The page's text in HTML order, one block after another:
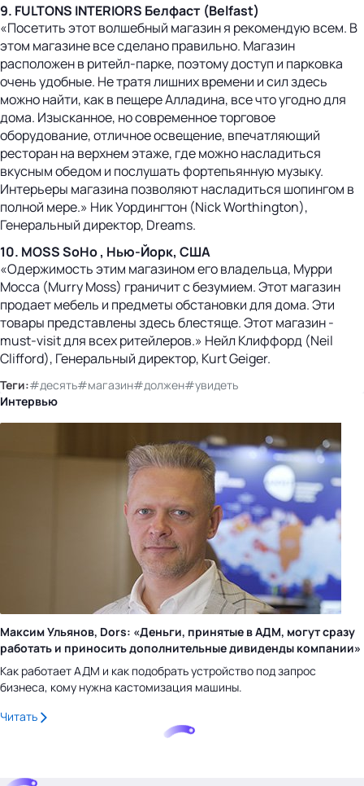
9. FULTONS INTERIORS Белфаст (Belfast)
«Посетить этот волшебный магазин я рекомендую всем. В
этом магазине все сделано правильно. Магазин
расположен в ритейл-парке, поэтому доступ и парковка
очень удобные. Не тратя лишних времени и сил здесь
можно найти, как в пещере Алладина, все что угодно для
дома. Изысканное, но современное торговое
оборудование, отличное освещение, впечатляющий
ресторан на верхнем этаже, где можно насладиться
вкусным обедом и послушать фортепьянную музыку.
Интерьеры магазина позволяют насладиться шопингом в
полной мере.» Ник Уордингтон (Nick Worthington),
Генеральный директор, Dreams.
10. MOSS SoHo , Нью-Йорк, США
«Одержимость этим магазином его владельца, Мурри
Мосса (Murry Moss) граничит с безумием. Этот магазин
продает мебель и предметы обстановки для дома. Эти
товары представлены здесь блестяще. Этот магазин -
must-visit для всех ритейлеров.» Нейл Клиффорд (Neil
Clifford), Генеральный директор, Kurt Geiger.
Теги:#десять#магазин#должен#увидеть
Интервью
Максим Ульянов, Dors: «Деньги, принятые в АДМ, могут сразу
работать и приносить дополнительные дивиденды компании»
Как работает АДМ и как подобрать устройство под запрос
бизнеса, кому нужна кастомизация машины.
Читать